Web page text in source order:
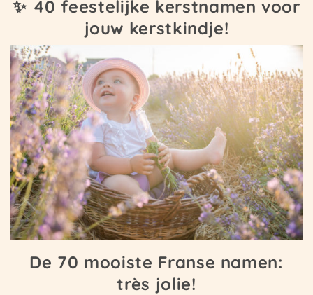
✨ 40 feestelijke kerstnamen voor
jouw kerstkindje!
De 70 mooiste Franse namen:
très jolie!